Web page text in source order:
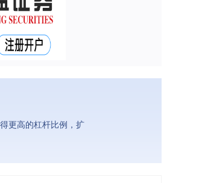
更高的杠杆比例，扩